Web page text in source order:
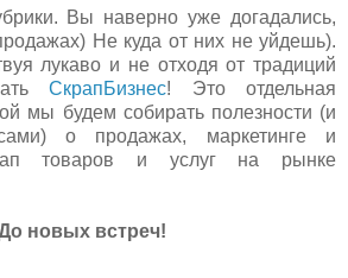
Вы наверно уже догадались,
Не куда от них не уйдешь).
лукаво и не отходя от традиций
СкрапБизнес! Это отдельная
мы будем собирать полезности (и
о продажах, маркетинге и
товаров и услуг на рынке
новых встреч!